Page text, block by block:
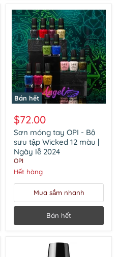
Bán hết
móng
tay
OPI
Bộ
sưu
tập
Wicked
Ngày
$72.00
Sơn móng tay OPI - Bộ
sưu tập Wicked 12 màu |
Ngày lễ 2024
OPI
Hết hàng
Mua sắm nhanh
Bán hết